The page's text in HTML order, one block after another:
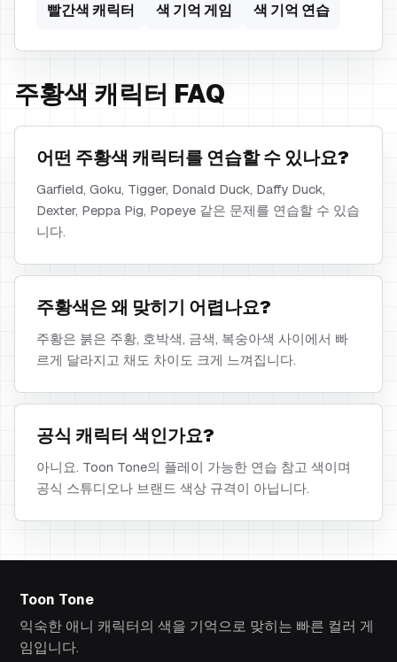
빨간색 캐릭터
색 기억 게임 색 기억 연습
주황색 캐릭터 FAQ
어떤 주황색 캐릭터를 연습할 수 있나요?
Garfield, Goku, Tigger, Donald Duck, Daffy Duck,
Dexter, Peppa Pig, Popeye 같은 문제를 연습할 수 있습
니다.
주황색은 왜 맞히기 어렵나요?
주황은 붉은 주황, 호박색, 금색, 복숭아색 사이에서 빠
르게 달라지고 채도 차이도 크게 느껴집니다.
공식 캐릭터 색인가요?
아니요. Toon Tone의 플레이 가능한 연습 참고 색이며
공식 스튜디오나 브랜드 색상 규격이 아닙니다.
Toon Tone
익숙한 애니 캐릭터의 색을 기억으로 맞히는 빠른 컬러 게
임입니다.